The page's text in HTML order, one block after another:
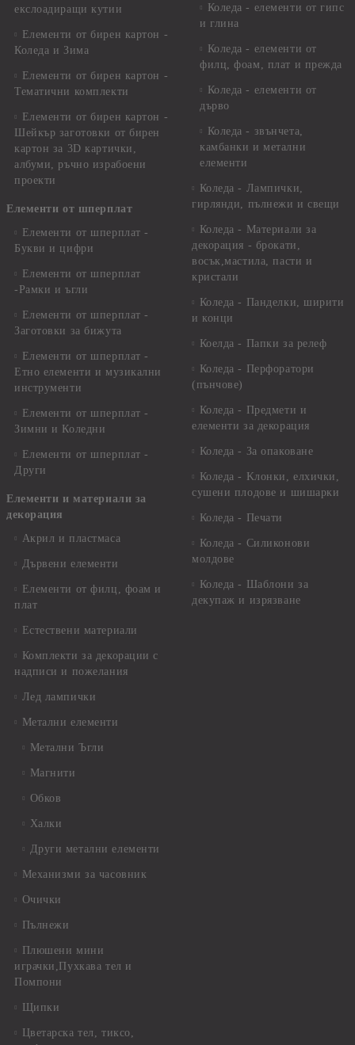
екслоадиращи кутии
Елементи от бирен картон -
Коледа и Зима
Елементи от бирен картон -
Тематични комплекти
Елементи от бирен картон -
Шейкър заготовки от бирен
картон за 3D картички,
албуми, ръчно израбоени
проекти
Елементи от шперплат
Елементи от шперплат -
Букви и цифри
Елементи от шперплат
-Рамки и ъгли
Елементи от шперплат -
Заготовки за бижута
Елементи от шперплат -
Етно елементи и музикални
инструменти
Елементи от шперплат -
Зимни и Коледни
Елементи от шперплат -
Други
Елементи и материали за
декорация
Акрил и пластмаса
Дървени елементи
Елементи от филц, фоам и
плат
Естествени материали
Комплекти за декорации с
надписи и пожелания
Лед лампички
Метални елементи
Метални Ъгли
Магнити
Обков
Халки
Други метални елементи
Механизми за часовник
Очички
Пълнежи
Плюшени мини
играчки,Пухкава тел и
Помпони
Щипки
Цветарска тел, тиксо,
Коледа - елементи от гипс
и глина
Коледа - елементи от
филц, фоам, плат и прежда
Коледа - елементи от
дърво
Коледа - звънчета,
камбанки и метални
елементи
Коледа - Лампички,
гирлянди, пълнежи и свещи
Коледа - Материали за
декорация - брокати,
восък,мастила, пасти и
кристали
Коледа - Панделки, ширити
и конци
Коелда - Папки за релеф
Коледа - Перфоратори
(пънчове)
Коледа - Предмети и
елементи за декорация
Коледа - За опаковане
Коледа - Kлонки, елхички,
сушени плодове и шишарки
Коледа - Печати
Коледа - Силиконови
молдове
Коледа - Шаблони за
декупаж и изрязване